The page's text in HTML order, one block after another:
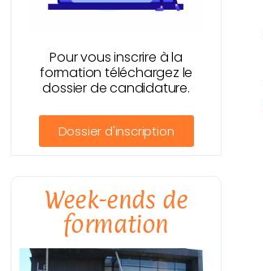
Pour vous inscrire à la
formation téléchargez le
dossier de candidature.
Dossier d'inscription
Week-ends de
formation